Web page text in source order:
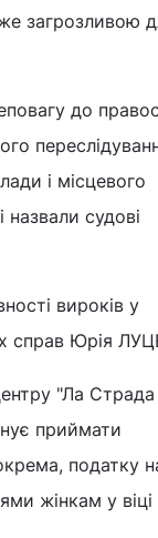
загрозливою
до
і місцевого
судові
вироків у
справ Юрія
"Ла
приймати
податку
жінкам у віці